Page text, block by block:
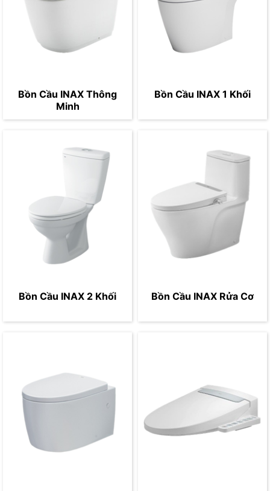
Bồn Cầu INAX Thông
Minh
Bồn Cầu INAX 1 Khối
Bồn Cầu INAX 2 Khối Bồn Cầu INAX Rửa Cơ